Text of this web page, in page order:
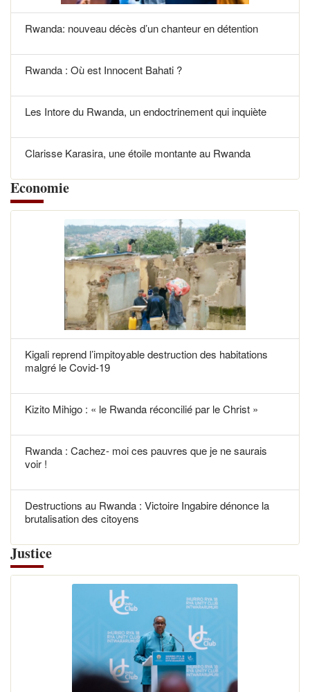
Rwanda: nouveau décès d’un chanteur en détention
Rwanda : Où est Innocent Bahati ?
Les Intore du Rwanda, un endoctrinement qui inquiète
Clarisse Karasira, une étoile montante au Rwanda
Economie
Kigali reprend l’impitoyable destruction des habitations
malgré le Covid-19
Kizito Mihigo : « le Rwanda réconcilié par le Christ »
Rwanda : Cachez- moi ces pauvres que je ne saurais
voir !
Destructions au Rwanda : Victoire Ingabire dénonce la
brutalisation des citoyens
Justice